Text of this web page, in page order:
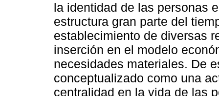
la identidad de las personas
estructura gran parte del
establecimiento de diversas
inserción en el modelo
necesidades materiales. De
conceptualizado como una
centralidad en la vida de las